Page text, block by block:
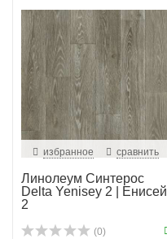
избранное сравнить
Линолеум Синтерос
Delta Yenisey 2 | Енисей
2
(0)